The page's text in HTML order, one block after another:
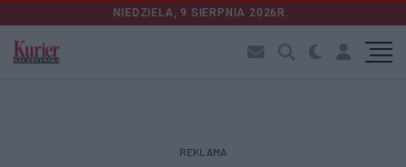
NIEDZIELA, 9 SIERPNIA 2026R.
REKLAMA